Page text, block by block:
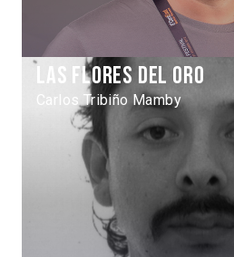
Las Flores del Oro
Carlos Tribiño Mamby